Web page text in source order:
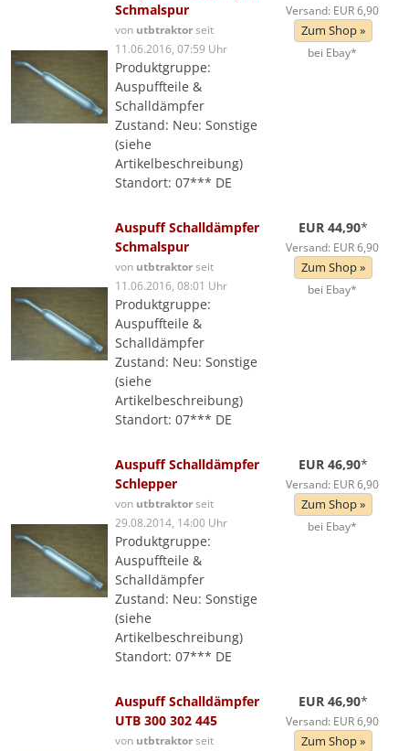
Schmalspur
von utbtraktorseit
11.06.2016, 07:59 Uhr
Produktgruppe:
Auspuffteile &
Schalldämpfer
Zustand: Neu: Sonstige
(siehe
Artikelbeschreibung)
Standort: 07*** DE
Versand: EUR 6,90
Zum Shop »
bei Ebay*
Auspuff Schalldämpfer
Schmalspur
von utbtraktorseit
11.06.2016, 08:01 Uhr
Produktgruppe:
Auspuffteile &
Schalldämpfer
Zustand: Neu: Sonstige
(siehe
Artikelbeschreibung)
Standort: 07*** DE
EUR 44,90*
Versand: EUR 6,90
Zum Shop »
bei Ebay*
Auspuff Schalldämpfer
Schlepper
von utbtraktorseit
29.08.2014, 14:00 Uhr
Produktgruppe:
Auspuffteile &
Schalldämpfer
Zustand: Neu: Sonstige
(siehe
Artikelbeschreibung)
Standort: 07*** DE
EUR 46,90*
Versand: EUR 6,90
Zum Shop »
bei Ebay*
Auspuff Schalldämpfer
UTB 300 302 445
von utbtraktorseit
EUR 46,90*
Versand: EUR 6,90
Zum Shop »